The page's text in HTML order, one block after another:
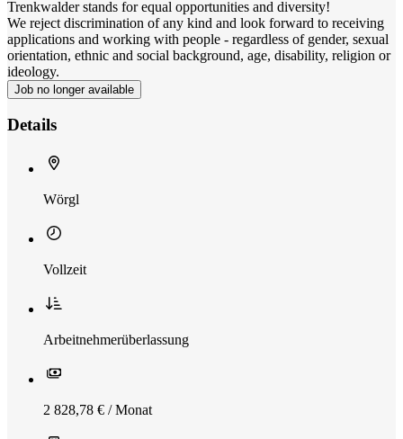
Trenkwalder stands for equal opportunities and diversity!
We reject discrimination of any kind and look forward to receiving
applications and working with people - regardless of gender, sexual
orientation, ethnic and social background, age, disability, religion or
ideology.
Job no longer available
Details
Wörgl
Vollzeit
Arbeitnehmerüberlassung
2 828,78 € / Monat